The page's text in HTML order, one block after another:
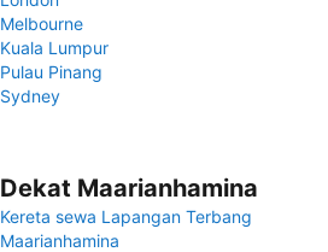
Melbourne
Kuala Lumpur
Pulau Pinang
Sydney
Dekat Maarianhamina
Kereta sewa Lapangan Terbang
Maarianhamina